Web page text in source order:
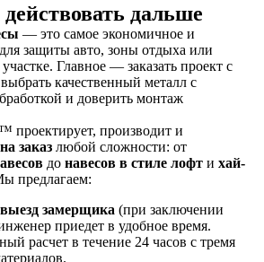
дальше
— это самое экономичное и
защиты авто, зоны отдыха или
Главное — заказать проект с
качественный металл с
и доверить монтаж
проектирует, производит и
заказ любой сложности: от
до навесов в стиле лофт и хай-
предлагаем:
замерщика (при заключении
приедет в удобное время.
расчет в течение 24 часов с тремя